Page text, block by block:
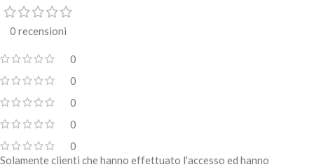
0 recensioni
0
0
0
0
0
Solamente clienti che hanno effettuato l'accesso ed hanno